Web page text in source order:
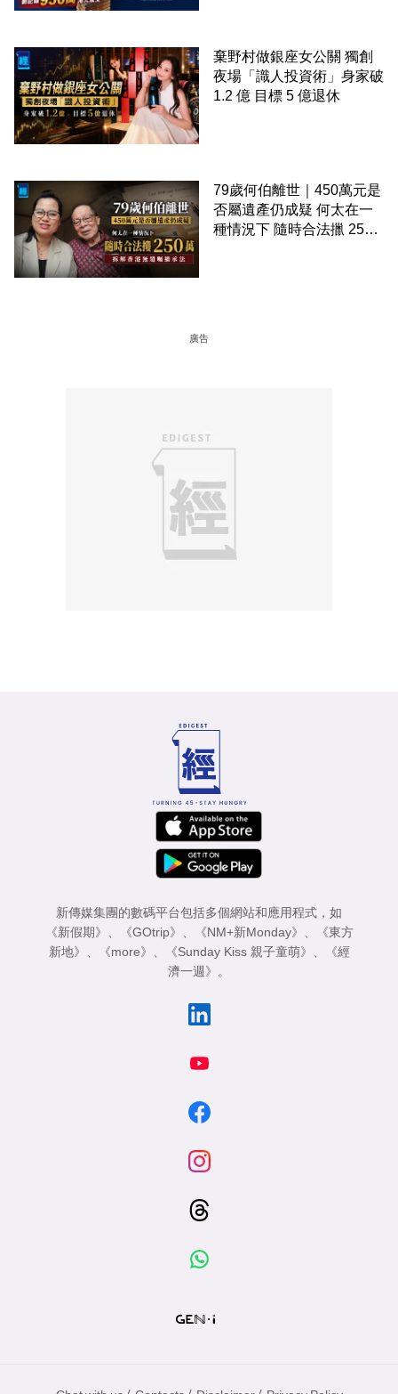
棄野村做銀座女公關 獨創
夜場「識人投資術」身家破
1.2 億 目標 5 億退休
79歲何伯離世｜450萬元是
否屬遺產仍成疑 何太在一
種情況下 隨時合法擸 250
廣告
新傳媒集團的數碼平台包括多個網站和應用程式，如
《新假期》
《GOtrip》 《NM+新Monday》
《東方
新地》
《more》 《Sunday Kiss 親子童萌》
《經
濟一週》
。